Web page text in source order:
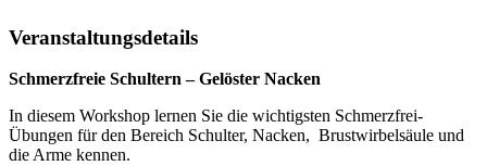
Veranstaltungsdetails
Schmerzfreie Schultern – Gelöster Nacken
In diesem Workshop lernen Sie die wichtigsten Schmerzfrei-
Übungen für den Bereich Schulter, Nacken, Brustwirbelsäule und
die Arme kennen.